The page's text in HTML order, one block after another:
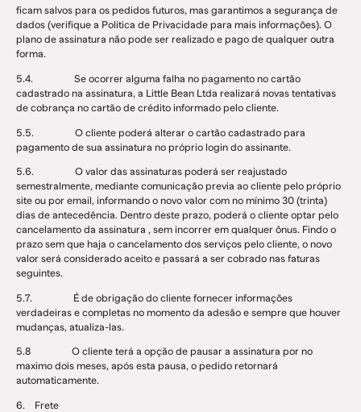
ficam salvos para os pedidos futuros, mas garantimos a segurança de
dados (verifique a Politica de Privacidade para mais informações). O
plano de assinatura não pode ser realizado e pago de qualquer outra
forma.
5.4. Se ocorrer alguma falha no pagamento no cartão
cadastrado na assinatura, a Little Bean Ltda realizará novas tentativas
de cobrança no cartão de crédito informado pelo cliente.
5.5. O cliente poderá alterar o cartão cadastrado para
pagamento de sua assinatura no próprio login do assinante.
5.6. O valor das assinaturas poderá ser reajustado
semestralmente, mediante comunicação previa ao cliente pelo próprio
site ou por email, informando o novo valor com no mínimo 30 (trinta)
dias de antecedência. Dentro deste prazo, poderá o cliente optar pelo
cancelamento da assinatura , sem incorrer em qualquer ônus. Findo o
prazo sem que haja o cancelamento dos serviços pelo cliente, o novo
valor será considerado aceito e passará a ser cobrado nas faturas
seguintes.
5.7. É de obrigação do cliente fornecer informações
verdadeiras e completas no momento da adesão e sempre que houver
mudanças, atualiza-las.
5.8 O cliente terá a opção de pausar a assinatura por no
maximo dois meses, após esta pausa, o pedido retornará
automaticamente.
6. Frete